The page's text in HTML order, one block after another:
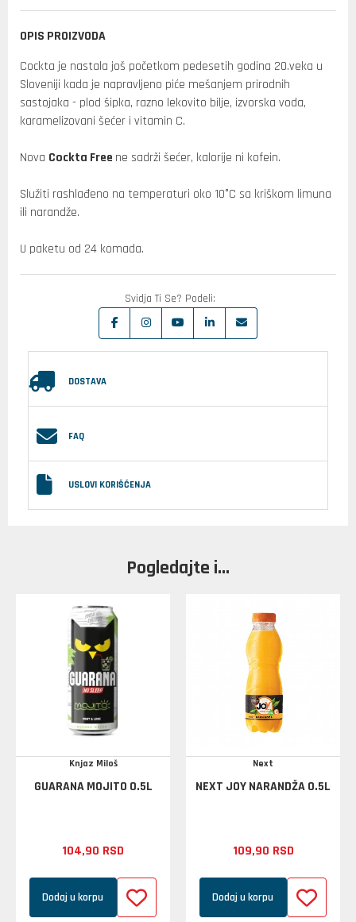
OPIS PROIZVODA
Cockta je nastala još početkom pedesetih godina 20.veka u
Sloveniji kada je napravljeno piće mešanjem prirodnih
sastojaka - plod šipka, razno lekovito bilje, izvorska voda,
karamelizovani šećer i vitamin C.
Nova Cockta Free ne sadrži šećer, kalorije ni kofein.
Služiti rashlađeno na temperaturi oko 10°C sa kriškom limuna
ili narandže.
U paketu od 24 komada.
Svidja Ti Se? Podeli:
DOSTAVA
FAQ
USLOVI KORIŠĆENJA
Pogledajte i...
Knjaz Miloš
GUARANA MOJITO 0.5L
104,90 RSD
Dodaj u korpu
Next
NEXT JOY NARANDŽA 0.5L
109,90 RSD
Dodaj u korpu